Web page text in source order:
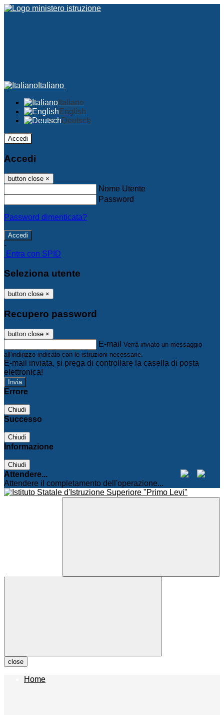
Italiano
Italiano
English
Deutsch
Accedi
Accedi
button close ×
Nome Utente
Password
Password dimenticata?
-
Entra con SPID
Seleziona utente
button close ×
Recupero password
button close ×
E-mail Verrà inviato un messaggio
all'indirizzo indicato con le istruzioni necessarie.
E-mail inviata, si prega di controllare la casella di posta
elettronica!
Errore
Chiudi
Successo
Chiudi
Informazione
Chiudi
Attendere...
Attendere il completamento dell'operazione...
close
Home